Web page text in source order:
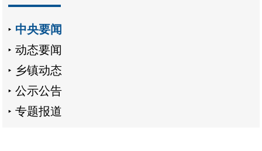
中央要闻
动态要闻
乡镇动态
公示公告
专题报道